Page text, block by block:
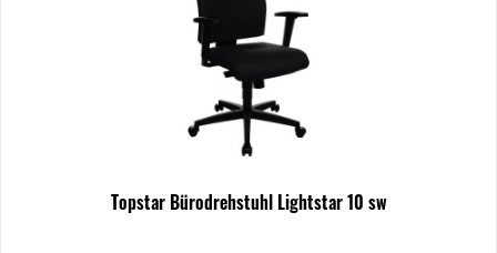
Topstar Bürodrehstuhl Lightstar 10 sw